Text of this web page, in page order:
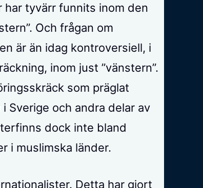
har tyvärr funnits inom den
Och frågan om
är än idag kontroversiell, i
inom just ”vänstern”.
som präglat
Sverige och andra delar av
dock inte bland
i muslimska länder.
Detta har gjort